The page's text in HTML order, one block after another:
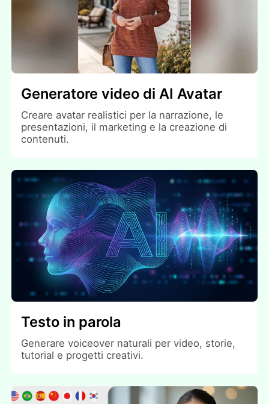
Generatore video di AI Avatar
Creare avatar realistici per la narrazione, le
presentazioni, il marketing e la creazione di
contenuti.
Testo in parola
Generare voiceover naturali per video, storie,
tutorial e progetti creativi.